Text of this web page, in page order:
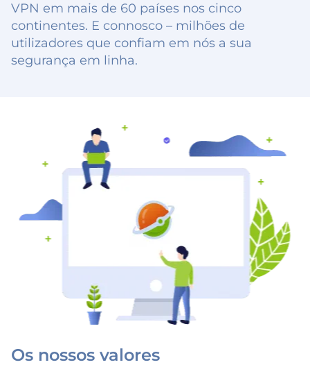
VPN em mais de 60 países nos cinco
continentes. E connosco – milhões de
utilizadores que confiam em nós a sua
segurança em linha.
Os nossos valores